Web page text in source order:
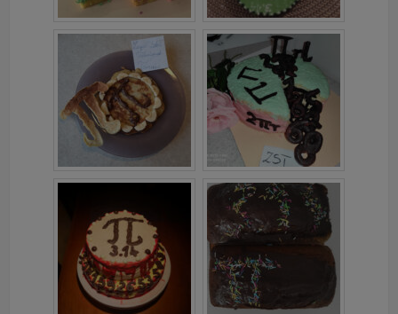
"Nasza szkoła" > "Bezpieczeństwo"